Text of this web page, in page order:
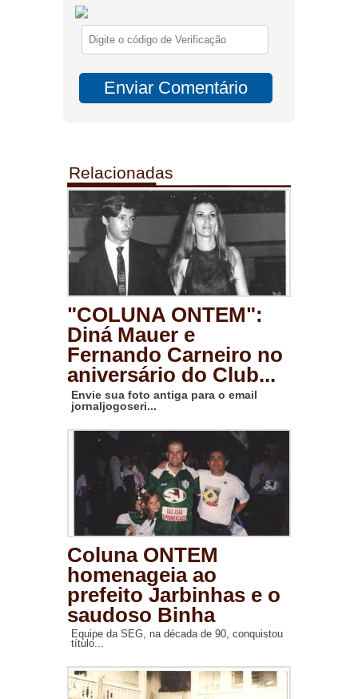
Relacionadas
"COLUNA ONTEM":
Diná Mauer e
Fernando Carneiro no
aniversário do Club...
Envie sua foto antiga para o email
jornaljogoseri...
Coluna ONTEM
homenageia ao
prefeito Jarbinhas e o
saudoso Binha
Equipe da SEG, na década de 90, conquistou
título...